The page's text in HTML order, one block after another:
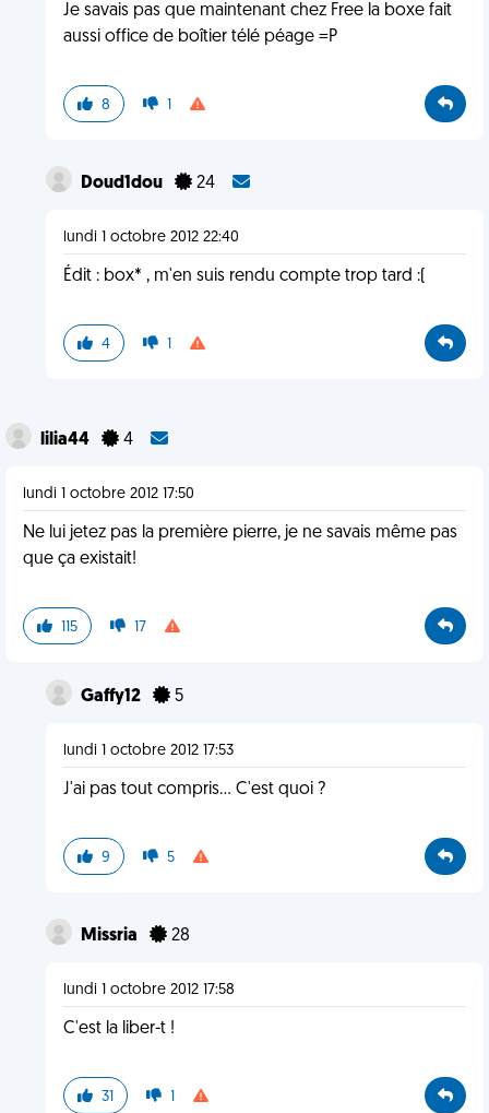
Je savais pas que maintenant chez Free la boxe fait
aussi office de boîtier télé péage =P
8 1
Doud1dou 24
lundi 1 octobre 2012 22:40
Édit : box* , m'en suis rendu compte trop tard :(
4 1
lilia44 4
lundi 1 octobre 2012 17:50
Ne lui jetez pas la première pierre, je ne savais même pas
que ça existait!
115 17
Gaffy12 5
lundi 1 octobre 2012 17:53
J'ai pas tout compris... C'est quoi ?
9 5
Missria 28
lundi 1 octobre 2012 17:58
C'est la liber-t !
31 1